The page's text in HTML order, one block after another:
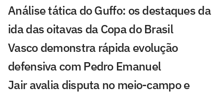
Análise tática do Guffo: os destaques da
ida das oitavas da Copa do Brasil
Vasco demonstra rápida evolução
defensiva com Pedro Emanuel
Jair avalia disputa no meio-campo e